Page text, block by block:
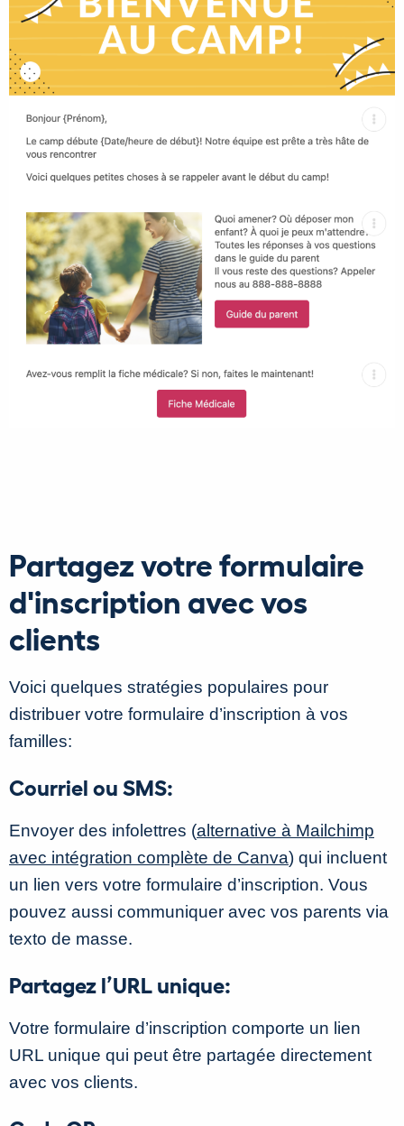
Partagez votre formulaire
d'inscription avec vos
clients
Voici quelques stratégies populaires pour
distribuer votre formulaire d’inscription à vos
familles:
Courriel ou SMS:
Envoyer des infolettres (alternative à Mailchimp
avec intégration complète de Canva) qui incluent
un lien vers votre formulaire d’inscription. Vous
pouvez aussi communiquer avec vos parents via
texto de masse.
Partagez l’URL unique:
Votre formulaire d’inscription comporte un lien
URL unique qui peut être partagée directement
avec vos clients.